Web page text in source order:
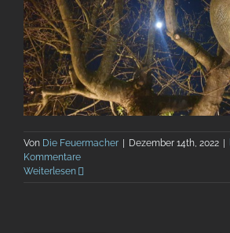
Von Die Feuermacher Dezember 14th, 2022
Kommentare
Weiterlesen